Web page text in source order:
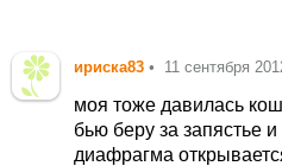
ириска83 • 11 сентября
моя тоже давилась
бью беру за запястье
диафрагма